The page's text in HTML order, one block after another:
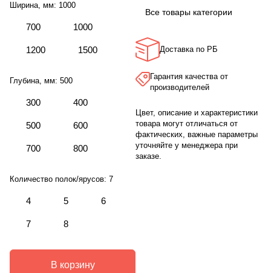
Ширина, мм: 1000
700 1000
1200 1500
Глубина, мм: 500
300 400
500 600
700 800
Количество полок/ярусов: 7
4 5 6
7 8
В корзину
Все товары категории
Доставка по РБ
Гарантия качества от
производителей
Цвет, описание и характеристики
товара могут отличаться от
фактических, важные параметры
уточняйте у менеджера при
заказе.